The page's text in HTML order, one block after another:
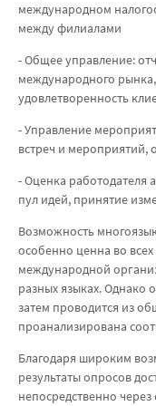
международном
между филиалами
- Общее управление:
международного
удовлетворенность
- Управление
встреч и мероприятий,
- Оценка работодателя
пул идей, принятие
Возможность
особенно ценна во
международной
разных языках. Однако
затем проводится из
проанализирована
Благодаря широким
результаты опросов
непосредственно